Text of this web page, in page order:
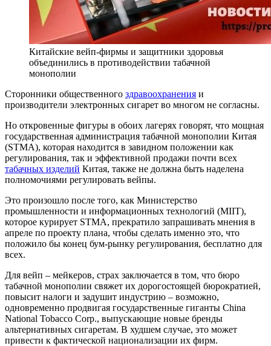
Китайские вейп-фирмы и защитники здоровья
объединились в противодействии табачной
монополии
Сторонники общественного здравоохранения и
производители электронных сигарет во многом не согласны.
Но откровенные фигуры в обоих лагерях говорят, что мощная
государственная администрация табачной монополии Китая
(STMA), которая находится в завидном положении как
регулирования, так и эффективной продажи почти всех
табачных изделий Китая, также не должна быть наделена
полномочиями регулировать вейпы.
Это произошло после того, как Министерство
промышленности и информационных технологий (MIIT),
которое курирует STMA, прекратило запрашивать мнения в
апреле по проекту плана, чтобы сделать именно это, что
положило бы конец бум-рынку регулирования, бесплатно для
всех.
Для вейп – мейкеров, страх заключается в том, что бюро
табачной монополии свяжет их дорогостоящей бюрократией,
повысит налоги и задушит индустрию – возможно,
одновременно продвигая государственные гиганты China
National Tobacco Corp., выпускающие новые бренды
альтернативных сигаретам. В худшем случае, это может
привести к фактической национализации их фирм.